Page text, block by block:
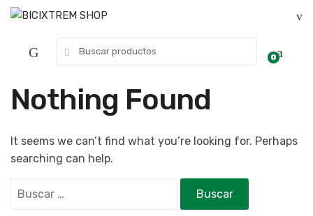
0
Nothing Found
It seems we can’t find what you’re looking for. Perhaps
searching can help.